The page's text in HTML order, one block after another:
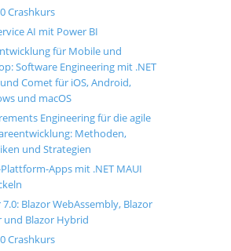
Crashkurs
AI mit Power BI
für Mobile und
Software Engineering mit .NET
Comet für iOS, Android,
und macOS
Engineering für die agile
Methoden,
und Strategien
Apps mit .NET MAUI
7.0: Blazor WebAssembly, Blazor
und Blazor Hybrid
Crashkurs